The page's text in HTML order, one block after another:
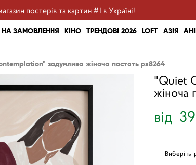
постерів та картин #1 в Україні!
НА ЗАМОВЛЕННЯ КІНО ТРЕНДОВІ 2026 LOFT АЗІЯ
задумлива жіноча постать ps8264
"Quiet
жіноча
від
Виберіть